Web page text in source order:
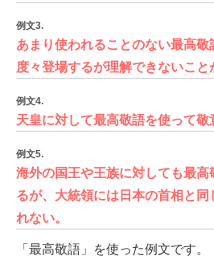
例文3.
あまり使われることのない最高
度々登場するが理解できないこと
例文4.
天皇に対して最高敬語を使って敬
例文5.
海外の国王や王族に対しても最
るが、大統領には日本の首相と
れない。
「最高敬語」を使った例文です。